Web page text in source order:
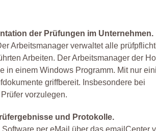
der Prüfungen im Unternehmen.
Arbeitsmanager verwaltet alle
Arbeiten. Der Arbeitsmanager der
in einem Windows Programm. Mit nur
griffbereit. Insbesondere bei
vorzulegen.
und Protokolle.